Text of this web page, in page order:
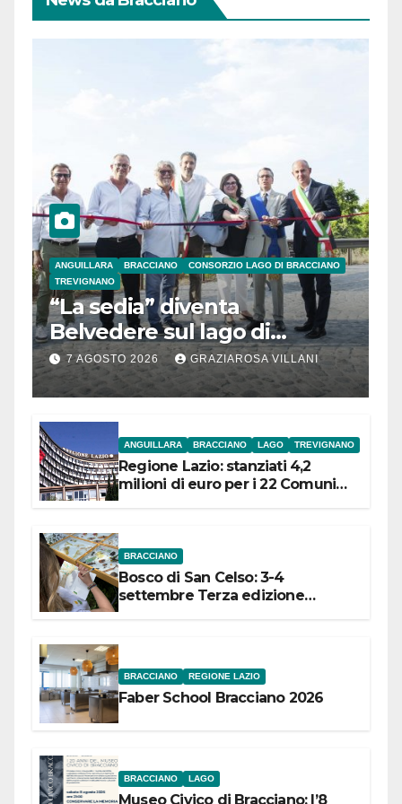
ANGUILLARA BRACCIANO
CONSORZIO LAGO DI BRACCIANO
TREVIGNANO
“La sedia” diventa
Belvedere sul lago di
Bracciano: ieri
l’inaugurazione
7 AGOSTO 2026 GRAZIAROSA VILLANI
ANGUILLARA BRACCIANO LAGO TREVIGNANO
Regione Lazio: stanziati 4,2
milioni di euro per i 22 Comuni
BRACCIANO
Bosco di San Celso: 3-4
settembre Terza edizione
BRACCIANO REGIONE LAZIO
Faber School Bracciano 2026
BRACCIANO LAGO
Museo Civico di Bracciano: l’8